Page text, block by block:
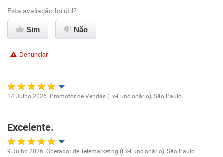
Conciliação com a vida familiar
Benefícios
Não recomenda a diretoria
Esta avaliação foi útil?
Sim Não
Denunciar
Ambiente de trabalho
14 Julho 2026. Promotor de Vendas (Ex-Funcionário), São Paulo
Excelente.
9 Julho 2026. Operador de Telemarketing (Ex-Funcionário), São Paulo